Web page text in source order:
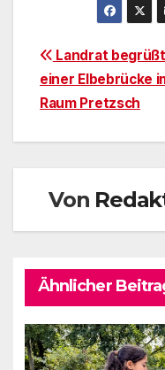
Landrat
einer Elbebrücke
Raum Pretzsch
Von
Ähnlicher